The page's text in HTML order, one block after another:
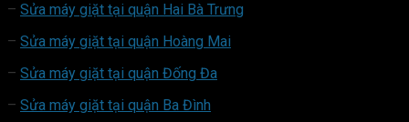
– Sửa máy giặt tại quận Hai Bà Trưng
– Sửa máy giặt tại quận Hoàng Mai
– Sửa máy giặt tại quận Đống Đa
– Sửa máy giặt tại quận Ba Đình